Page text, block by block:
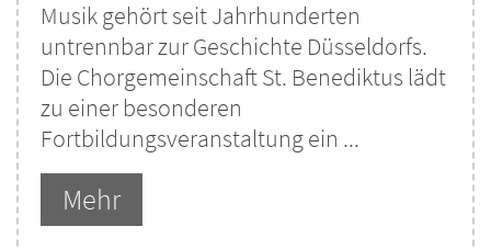
Musik gehört seit Jahrhunderten
untrennbar zur Geschichte Düsseldorfs.
Die Chorgemeinschaft St. Benediktus lädt
zu einer besonderen
Fortbildungsveranstaltung ein ...
Mehr